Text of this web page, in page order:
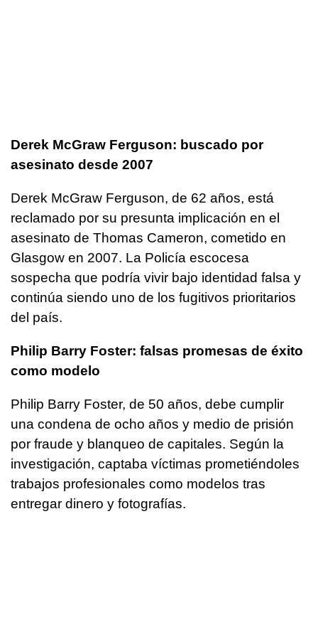
Derek McGraw Ferguson: buscado por
asesinato desde 2007
Derek McGraw Ferguson, de 62 años, está
reclamado por su presunta implicación en el
asesinato de Thomas Cameron, cometido en
Glasgow en 2007. La Policía escocesa
sospecha que podría vivir bajo identidad falsa y
continúa siendo uno de los fugitivos prioritarios
del país.
Philip Barry Foster: falsas promesas de éxito
como modelo
Philip Barry Foster, de 50 años, debe cumplir
una condena de ocho años y medio de prisión
por fraude y blanqueo de capitales. Según la
investigación, captaba víctimas prometiéndoles
trabajos profesionales como modelos tras
entregar dinero y fotografías.